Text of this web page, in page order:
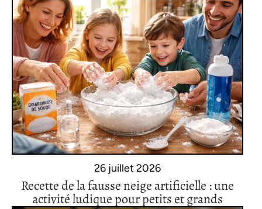
26 juillet 2026
Recette de la fausse neige artificielle : une
activité ludique pour petits et grands